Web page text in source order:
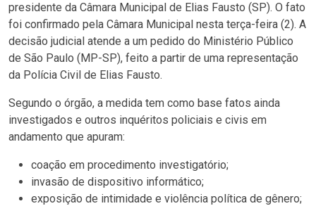
presidente da Câmara Municipal de Elias Fausto (SP). O fato
foi confirmado pela Câmara Municipal nesta terça-feira (2). A
decisão judicial atende a um pedido do Ministério Público
de São Paulo (MP-SP), feito a partir de uma representação
da Polícia Civil de Elias Fausto.
Segundo o órgão, a medida tem como base fatos ainda
investigados e outros inquéritos policiais e civis em
andamento que apuram:
coação em procedimento investigatório;
invasão de dispositivo informático;
exposição de intimidade e violência política de gênero;